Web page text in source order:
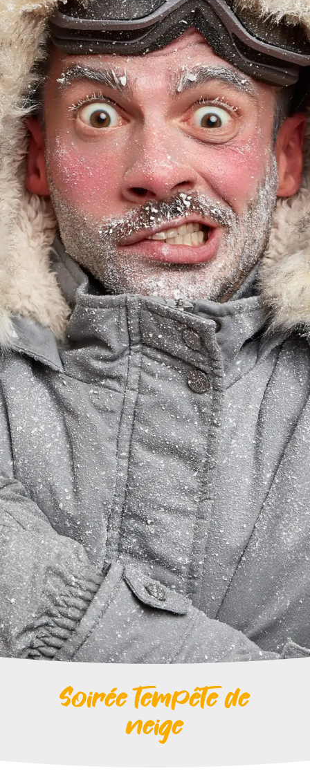
Soirée tempête de
neige